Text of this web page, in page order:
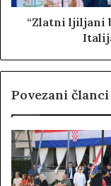
“Zlatni ljiljani
Povezani članci